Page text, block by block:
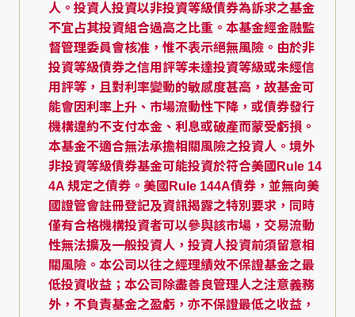
人。投資人投資以非投資等級債券為訴求之基金
不宜占其投資組合過高之比重。本基金經金融監
督管理委員會核准，惟不表示絕無風險。由於非
投資等級債券之信用評等未達投資等級或未經信
用評等，且對利率變動的敏感度甚高，故基金可
能會因利率上升、市場流動性下降，或債券發行
機構違約不支付本金、利息或破產而蒙受虧損。
本基金不適合無法承擔相關風險之投資人。境外
非投資等級債券基金可能投資於符合美國Rule 14
4A 規定之債券。美國Rule 144A債券，並無向美
國證管會註冊登記及資訊揭露之特別要求，同時
僅有合格機構投資者可以參與該市場，交易流動
性無法擴及一般投資人，投資人投資前須留意相
關風險。本公司以往之經理績效不保證基金之最
低投資收益；本公司除盡善良管理人之注意義務
外，不負責基金之盈虧，亦不保證最低之收益，